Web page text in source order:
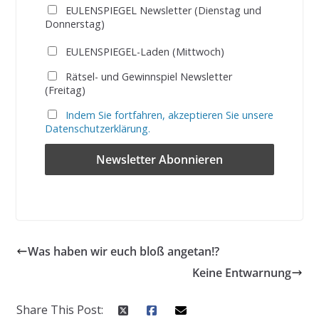
EULENSPIEGEL Newsletter (Dienstag und
Donnerstag)
EULENSPIEGEL-Laden (Mittwoch)
Rätsel- und Gewinnspiel Newsletter
(Freitag)
Indem Sie fortfahren, akzeptieren Sie unsere
Datenschutzerklärung.
Was haben wir euch bloß angetan!?
Keine Entwarnung
Share This Post: